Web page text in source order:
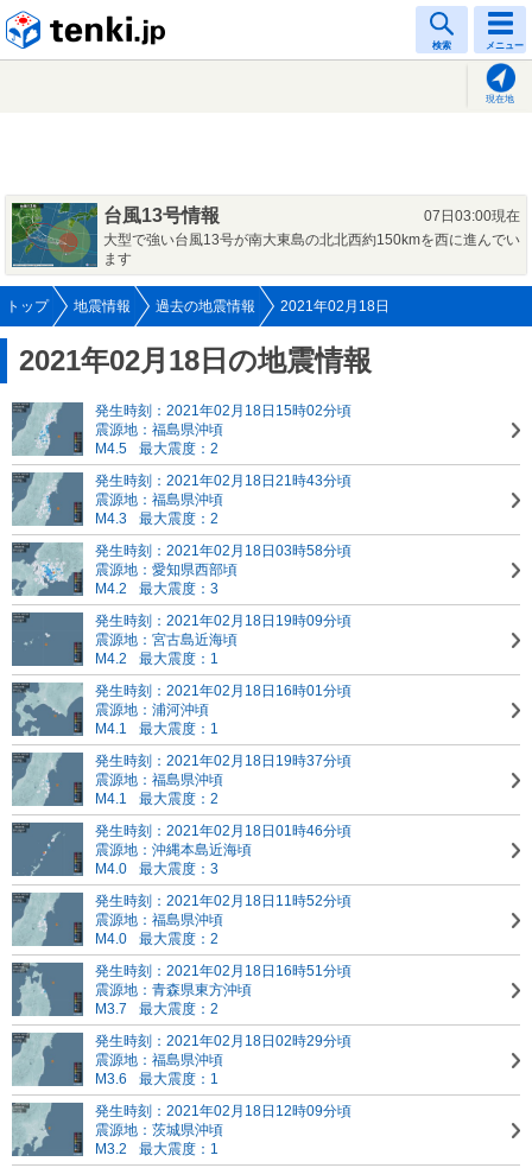
検索 メニュー
現在地
台風13号情報
07日03:00現在
大型で強い台風13号が南大東島の北北西約150kmを西に進んでい
ます
トップ 地震情報 過去の地震情報 2021年02月18日
2021年02月18日の地震情報
発生時刻：2021年02月18日15時02分頃
震源地：福島県沖頃
M4.5
最大震度：2
発生時刻：2021年02月18日21時43分頃
震源地：福島県沖頃
M4.3
最大震度：2
発生時刻：2021年02月18日03時58分頃
震源地：愛知県西部頃
M4.2
最大震度：3
発生時刻：2021年02月18日19時09分頃
震源地：宮古島近海頃
M4.2
最大震度：1
発生時刻：2021年02月18日16時01分頃
震源地：浦河沖頃
M4.1
最大震度：1
発生時刻：2021年02月18日19時37分頃
震源地：福島県沖頃
M4.1
最大震度：2
発生時刻：2021年02月18日01時46分頃
震源地：沖縄本島近海頃
M4.0
最大震度：3
発生時刻：2021年02月18日11時52分頃
震源地：福島県沖頃
M4.0
最大震度：2
発生時刻：2021年02月18日16時51分頃
震源地：青森県東方沖頃
M3.7
最大震度：2
発生時刻：2021年02月18日02時29分頃
震源地：福島県沖頃
M3.6
最大震度：1
発生時刻：2021年02月18日12時09分頃
震源地：茨城県沖頃
M3.2
最大震度：1